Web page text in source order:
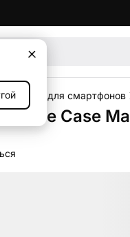
Чехлы для смартфонов
Case